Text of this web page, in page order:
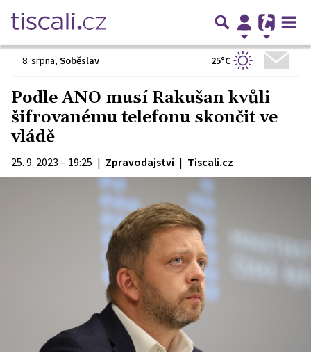
8. srpna, Soběslav 25°C
Podle ANO musí Rakušan kvůli
šifrovanému telefonu skončit ve
vládě
25. 9. 2023 – 19:25 | Zpravodajství | Tiscali.cz